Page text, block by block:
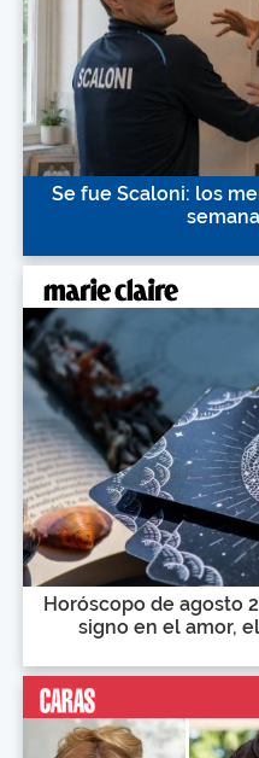
Se fue Scaloni: los
Horóscopo de agosto
signo en el amor,